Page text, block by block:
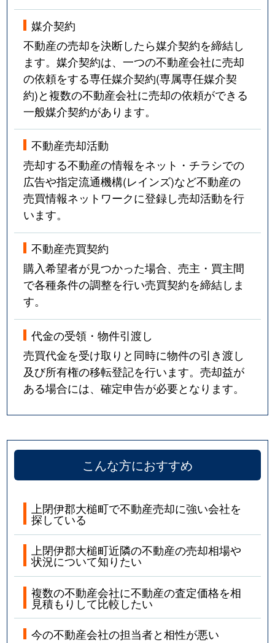
媒介契約
不動産の売却を決断したら媒介契約を締結し
ます。媒介契約は、一つの不動産会社に売却
の依頼をする専任媒介契約(専属専任媒介契
約)と複数の不動産会社に売却の依頼ができる
一般媒介契約があります。
不動産売却活動
売却する不動産の情報をネット・チラシでの
広告や指定流通機構(レインズ)など不動産の
売買情報ネットワークに登録し売却活動を行
います。
不動産売買契約
購入希望者が見つかった場合、売主・買主間
で各種条件の調整を行い売買契約を締結しま
す。
代金の受領・物件引渡し
売買代金を受け取りと同時に物件の引き渡し
及び所有権の移転登記を行います。売却益が
ある場合には、確定申告が必要となります。
こんな方におすすめ
上閉伊郡大槌町で不動産売却に強い会社を
探している
上閉伊郡大槌町近隣の不動産の売却相場や
状況について知りたい
複数の不動産会社に不動産の査定価格を相
見積もりして比較したい
今の不動産会社の担当者と相性が悪い